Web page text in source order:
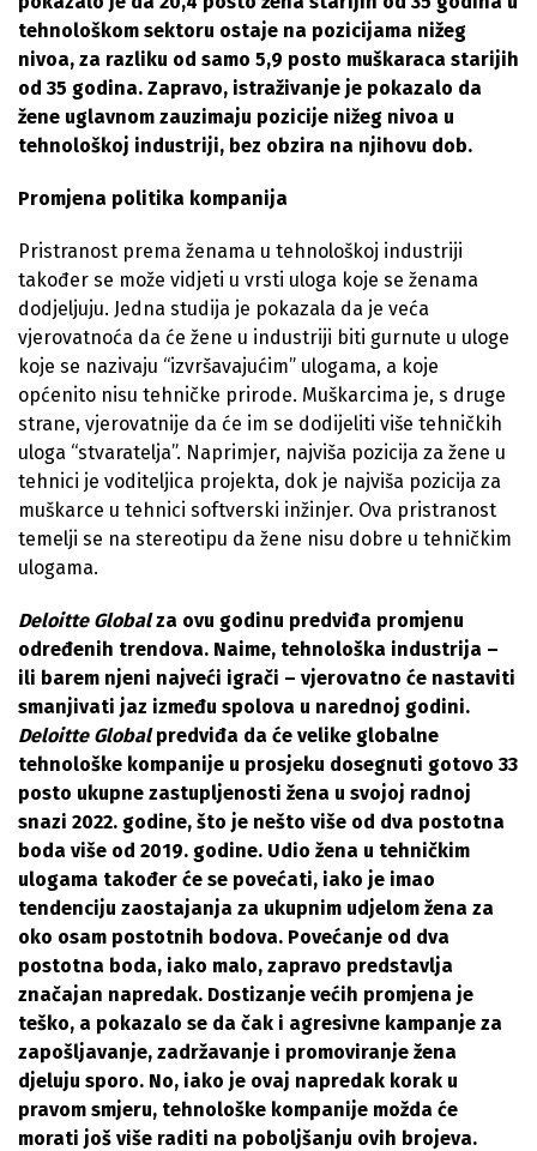
tehnološkom sektoru ostaje na pozicijama nižeg
nivoa, za razliku od samo 5,9 posto muškaraca starijih
od 35 godina. Zapravo, istraživanje je pokazalo da
žene uglavnom zauzimaju pozicije nižeg nivoa u
tehnološkoj industriji, bez obzira na njihovu dob.
Promjena politika kompanija
Pristranost prema ženama u tehnološkoj industriji
također se može vidjeti u vrsti uloga koje se ženama
dodjeljuju. Jedna studija je pokazala da je veća
vjerovatnoća da će žene u industriji biti gurnute u uloge
koje se nazivaju “izvršavajućim” ulogama, a koje
općenito nisu tehničke prirode. Muškarcima je, s druge
strane, vjerovatnije da će im se dodijeliti više tehničkih
uloga “stvaratelja”. Naprimjer, najviša pozicija za žene u
tehnici je voditeljica projekta, dok je najviša pozicija za
muškarce u tehnici softverski inžinjer. Ova pristranost
temelji se na stereotipu da žene nisu dobre u tehničkim
ulogama.
Deloitte Globalza ovu godinu predviđa promjenu
određenih trendova. Naime, tehnološka industrija –
ili barem njeni najveći igrači – vjerovatno će nastaviti
smanjivati ​​jaz između spolova u narednoj godini.
Deloitte Globalpredviđa da će velike globalne
tehnološke kompanije u prosjeku dosegnuti gotovo 33
posto ukupne zastupljenosti žena u svojoj radnoj
snazi ​​2022. godine, što je nešto više od dva postotna
boda više od 2019. godine. Udio žena u tehničkim
ulogama također će se povećati, iako je imao
tendenciju zaostajanja za ukupnim udjelom žena za
oko osam postotnih bodova. Povećanje od dva
postotna boda, iako malo, zapravo predstavlja
značajan napredak. Dostizanje većih promjena je
teško, a pokazalo se da čak i agresivne kampanje za
zapošljavanje, zadržavanje i promoviranje žena
djeluju sporo. No, iako je ovaj napredak korak u
pravom smjeru, tehnološke kompanije možda će
morati još više raditi na poboljšanju ovih brojeva.